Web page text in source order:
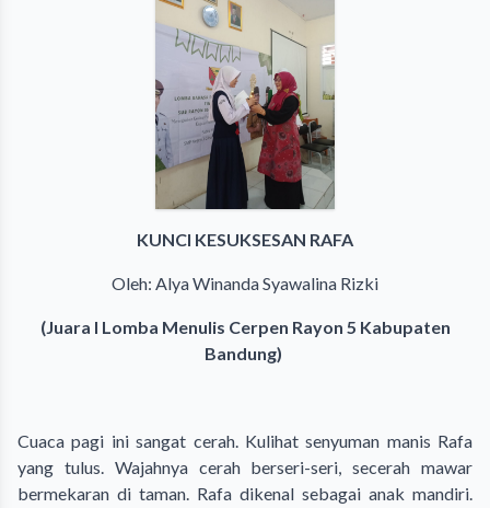
KUNCI KESUKSESAN RAFA
Oleh: Alya Winanda Syawalina Rizki
(Juara I Lomba Menulis Cerpen Rayon 5 Kabupaten
Bandung)
Cuaca pagi ini sangat cerah. Kulihat senyuman manis Rafa
yang tulus. Wajahnya cerah berseri-seri, secerah mawar
bermekaran di taman. Rafa dikenal sebagai anak mandiri.